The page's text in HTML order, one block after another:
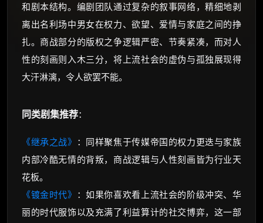
和剧本结构。编剧团队通过复杂的叙事网络，精细地剥
离出名利场中男女在权力、欲望、爱情与家庭之间的挣
扎。商战部分的版权之争逻辑严密、节奏紧凑，而对人
性的刻画则入木三分，将上流社会的虚伪与孤独展现得
大汗淋漓，令人欲罢不能。
同类剧集推荐：
《继承之战》 ：同样聚焦于传媒帝国的权力更迭与家族
内部冷酷无情的背叛，商战逻辑与人性刻画皆为行业天
花板。
《镀金时代》 ：如果你喜欢看上流社会的阶级冲突、华
丽的时代服饰以及充满了利益算计的社交博弈，这一部